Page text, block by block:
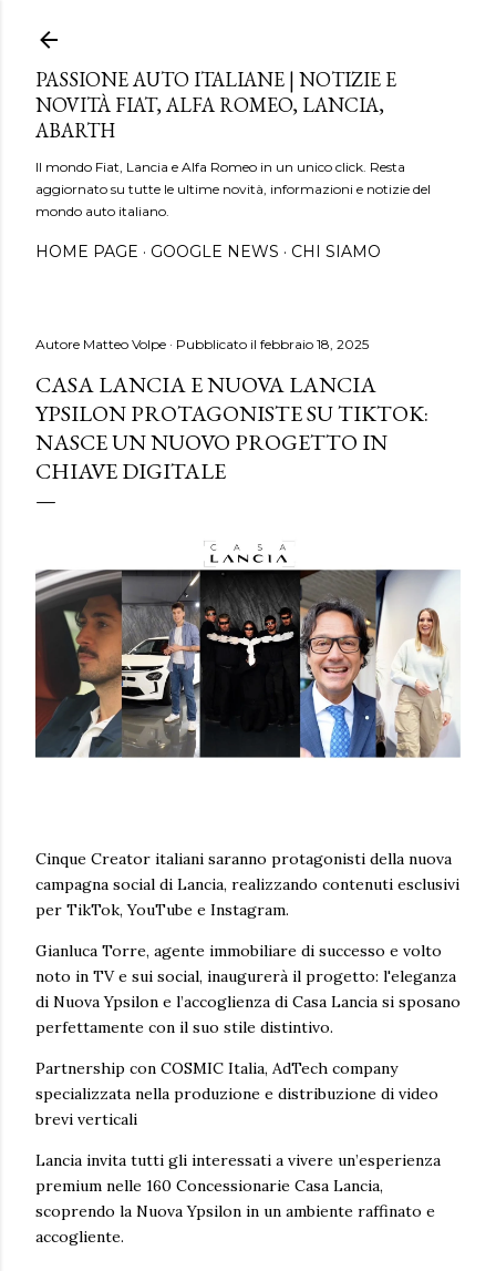
PASSIONE AUTO ITALIANE | NOTIZIE E
NOVITÀ FIAT, ALFA ROMEO, LANCIA,
ABARTH
Il mondo Fiat, Lancia e Alfa Romeo in un unico click. Resta
aggiornato su tutte le ultime novità, informazioni e notizie del
mondo auto italiano.
HOME PAGE GOOGLE NEWS CHI SIAMO
Autore Matteo Volpe Pubblicato il febbraio 18, 2025
CASA LANCIA E NUOVA LANCIA
YPSILON PROTAGONISTE SU TIKTOK:
NASCE UN NUOVO PROGETTO IN
CHIAVE DIGITALE
Cinque Creator italiani saranno protagonisti della nuova
campagna social di Lancia, realizzando contenuti esclusivi
per TikTok, YouTube e Instagram.
Gianluca Torre, agente immobiliare di successo e volto
noto in TV e sui social, inaugurerà il progetto: l'eleganza
di Nuova Ypsilon e l’accoglienza di Casa Lancia si sposano
perfettamente con il suo stile distintivo.
Partnership con COSMIC Italia, AdTech company
specializzata nella produzione e distribuzione di video
brevi verticali
Lancia invita tutti gli interessati a vivere un’esperienza
premium nelle 160 Concessionarie Casa Lancia,
scoprendo la Nuova Ypsilon in un ambiente raffinato e
accogliente.